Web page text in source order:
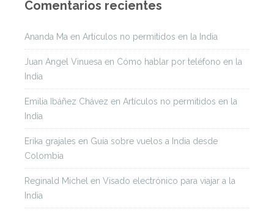
Comentarios recientes
Ananda Ma en Artículos no permitidos en la India
Juan Angel Vinuesa en Cómo hablar por teléfono en la
India
Emilia Ibáñez Chávez en Artículos no permitidos en la
India
Erika grajales en Guía sobre vuelos a India desde
Colombia
Reginald Michel en Visado electrónico para viajar a la
India